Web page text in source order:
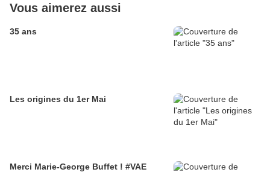
Vous aimerez aussi
35 ans
Les origines du 1er Mai
Merci Marie-George Buffet ! #VAE